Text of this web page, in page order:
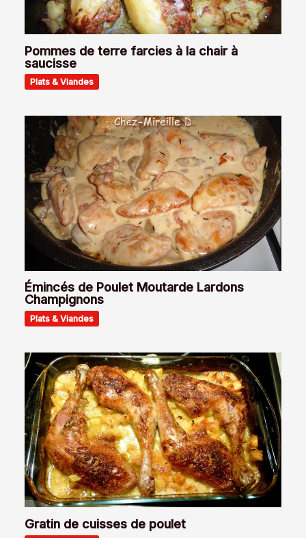
Pommes de terre farcies à la chair à
saucisse
Plats & Viandes
Émincés de Poulet Moutarde Lardons
Champignons
Plats & Viandes
Gratin de cuisses de poulet